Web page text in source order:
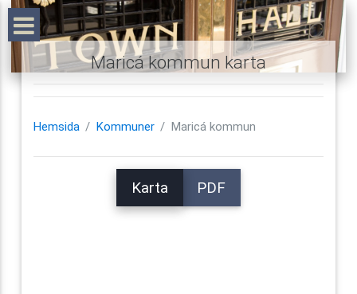
Maricá kommun karta
Hemsida Kommuner Maricá kommun
Karta PDF